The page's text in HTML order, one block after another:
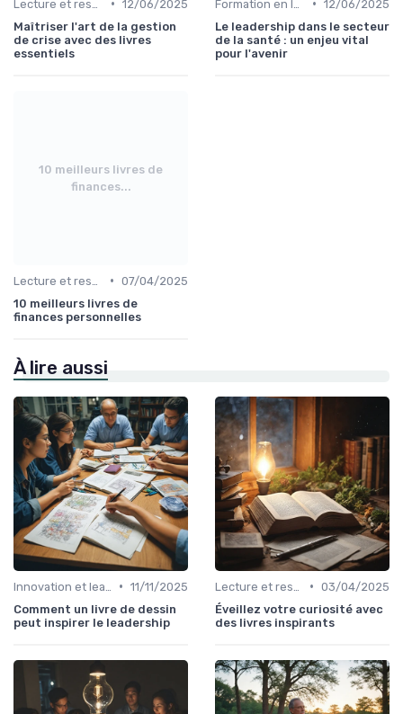
12/06/2025
Maîtriser l'art de la gestion
de crise avec des livres
essentiels
12/06/2025
Le leadership dans le secteur
de la santé : un enjeu vital
pour l'avenir
10 meilleurs livres de
finances...
• 07/04/2025
10 meilleurs livres de
finances personnelles
À lire aussi
• 11/11/2025
Comment un livre de dessin
peut inspirer le leadership
• 03/04/2025
Éveillez votre curiosité avec
des livres inspirants